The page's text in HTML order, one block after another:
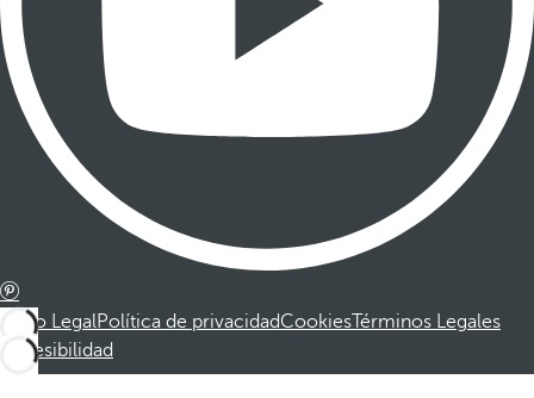
Aviso LegalPolítica de privacidadCookiesTérminos Legales
Accesibilidad